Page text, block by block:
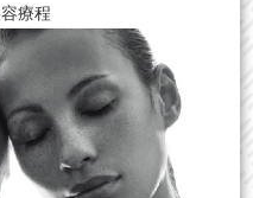
療程